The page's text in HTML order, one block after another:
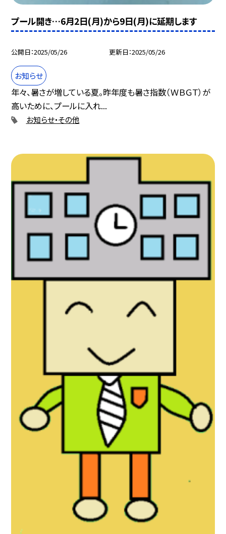
プール開き…6月2日(月)から9日(月)に延期します
公開日 2025/05/26 更新日 2025/05/26
お知らせ
年々、暑さが増している夏。昨年度も暑さ指数（ＷＢＧＴ）が
高いために、プールに入れ...
お知らせ・その他